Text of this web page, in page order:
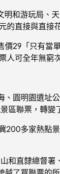
明和游玩局、
的直接與直接
價29「只有當
人可全年無窮
、圓明園遺址
區聯票，轉變
200多家熱點
和直隸總督署